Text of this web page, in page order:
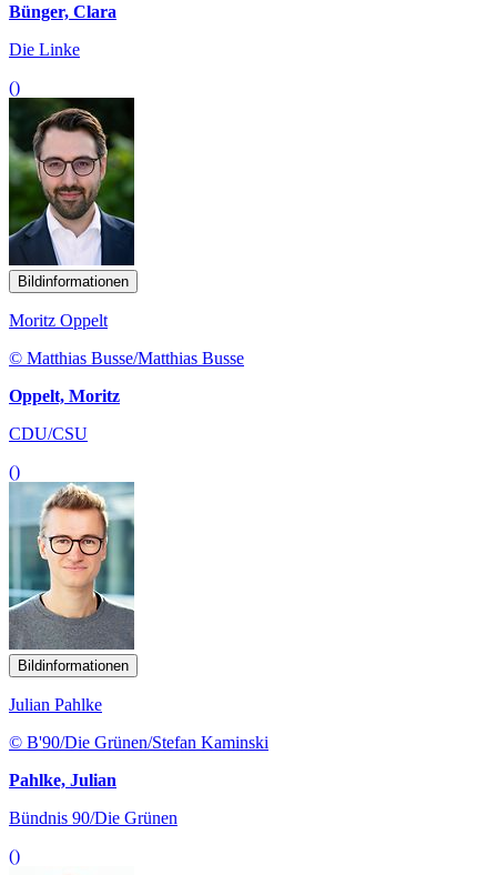
Bünger, Clara
Die Linke
()
Bildinformationen
Moritz Oppelt
© Matthias Busse/Matthias Busse
Oppelt, Moritz
CDU/CSU
()
Bildinformationen
Julian Pahlke
© B'90/Die Grünen/Stefan Kaminski
Pahlke, Julian
Bündnis 90/Die Grünen
()